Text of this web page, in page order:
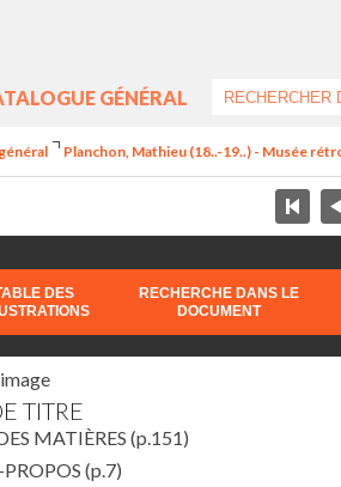
GÉNÉRAL
Planchon, Mathieu (18..-19..) - Musée
DES
RECHERCHE DANS LE
DOCUMENT
TITRE
MATIÈRES (p.151)
(p.7)